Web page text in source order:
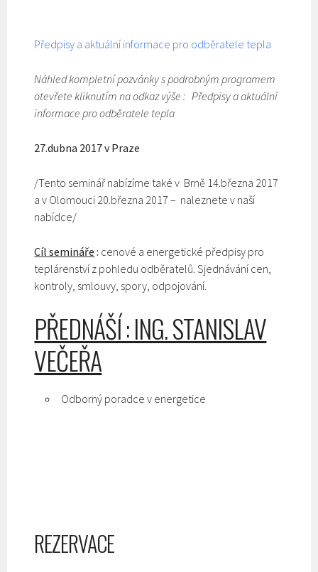
Předpisy a aktuální informace pro odběratele tepla
Náhled kompletní pozvánky s podrobným programem
otevřete kliknutím na odkaz výše : Předpisy a aktuální
informace pro odběratele tepla
27.dubna 2017 v Praze
/Tento seminář nabízíme také v Brně 14.března 2017
a v Olomouci 20.března 2017 – naleznete v naší
nabídce/
Cíl semináře : cenové a energetické předpisy pro
teplárenství z pohledu odběratelů. Sjednávání cen,
kontroly, smlouvy, spory, odpojování.
PŘEDNÁŠÍ : ING. STANISLAV
VEČEŘA
Odborný poradce v energetice
REZERVACE